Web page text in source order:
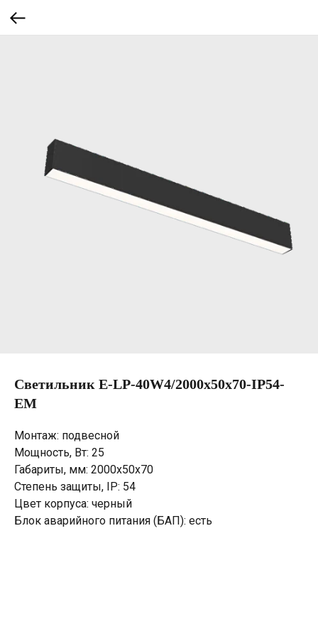
Светильник E-LP-40W4/2000х50х70-IP54-
EM
Монтаж: подвесной
Мощность, Вт: 25
Габариты, мм: 2000х50х70
Степень защиты, IP: 54
Цвет корпуса: черный
Блок аварийного питания (БАП): есть